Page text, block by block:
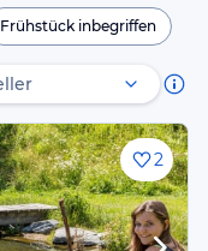
Frühstück inbegriffen
2